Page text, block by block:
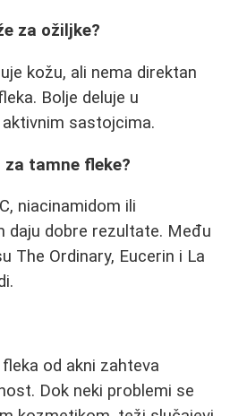
za ožiljke?
kožu, ali nema direktan
Bolje deluje u
sastojcima.
tamne fleke?
niacinamidom ili
daju dobre rezultate. Među
The Ordinary, Eucerin i La
od akni zahteva
Dok neki problemi se